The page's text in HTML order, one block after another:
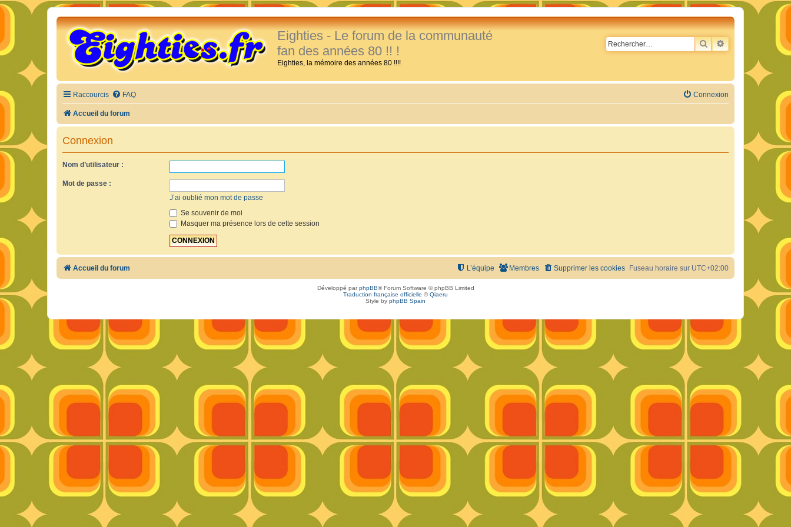
Eighties - Le forum de la communauté
fan des années 80 !! !
Eighties, la mémoire des années 80 !!!!
RECHERCHER
RECHERCHE
Raccourcis FAQ Connexion
Accueil du forum
Connexion
Nom d’utilisateur :
Mot de passe :
J’ai oublié mon mot de passe
Se souvenir de moi
Masquer ma présence lors de cette session
Accueil du forum Fuseau horaire sur UTC+02:00
Supprimer les cookies
Membres
L’équipe
Développé parphpBB® Forum Software © phpBB Limited
Traduction française officielle ©Qiaeru
Style by phpBB Spain